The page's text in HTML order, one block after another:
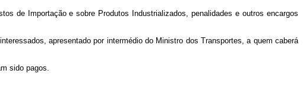
de Importação e sobre Produtos Industrializados, penalidades e outros encargos
apresentado por intermédio do Ministro dos Transportes, a quem caberá
sido pagos.